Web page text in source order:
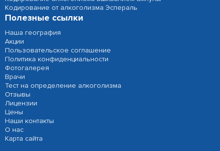
Кодирование от алкоголизма Эспераль
Полезные ссылки
Наша география
Акции
Пользовательское соглашение
Политика конфиденциальности
Фотогалерея
Врачи
Тест на определение алкоголизма
Отзывы
Лицензии
Цены
Наши контакты
О нас
Карта сайта